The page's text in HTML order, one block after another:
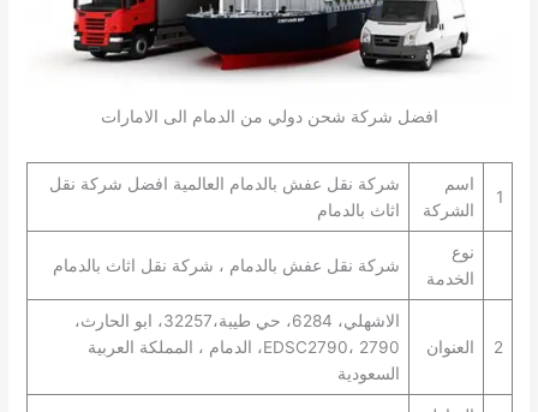
افضل شركة شحن دولي من الدمام الى الامارات
1
اسم
الشركة
شركة نقل عفش بالدمام العالمية افضل شركة نقل
اثاث بالدمام
نوع
الخدمة
شركة نقل عفش بالدمام ، شركة نقل اثاث بالدمام
2 العنوان
الاشهلي، 6284، حي طيبة،32257، ابو الحارث،
EDSC2790، 2790، الدمام ، المملكة العربية
السعودية